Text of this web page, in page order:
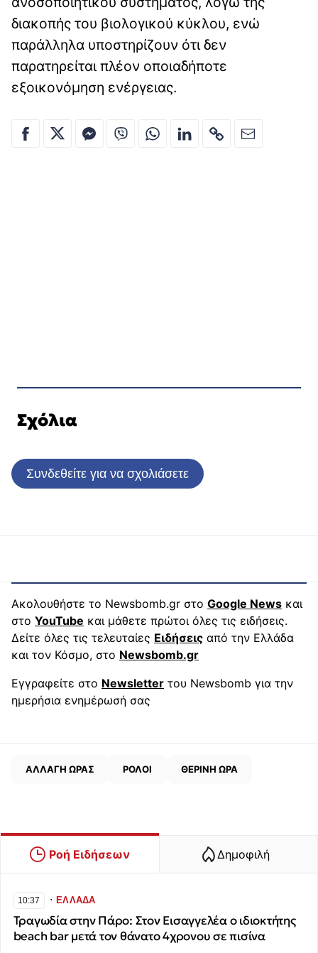
διακοπής του βιολογικού κύκλου, ενώ
παράλληλα υποστηρίζουν ότι δεν
παρατηρείται πλέον οποιαδήποτε
εξοικονόμηση ενέργειας.
Σχόλια
Συνδεθείτε για να σχολιάσετε
Ακολουθήστε το Newsbomb.gr στο Google News και
στο YouTube και μάθετε πρώτοι όλες τις ειδήσεις.
Δείτε όλες τις τελευταίες Ειδήσεις από την Ελλάδα
και τον Κόσμο, στο Newsbomb.gr
Εγγραφείτε στο Newsletter του Newsbomb για την
ημερήσια ενημέρωσή σας
ΑΛΛΑΓΗ ΩΡΑΣ ΡΟΛΟΙ ΘΕΡΙΝΗ ΩΡΑ
Ροή Ειδήσεων Δημοφιλή
10:37 ∙ΕΛΛΑΔΑ
Τραγωδία στην Πάρο: Στον Εισαγγελέα ο ιδιοκτήτης
beach bar μετά τον θάνατο 4χρονου σε πισίνα